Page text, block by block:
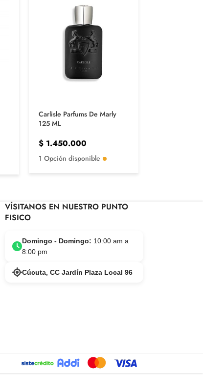
Carlisle Parfums De Marly
125 ML
$1.450.000
1 Opción disponible
VÍSITANOS EN NUESTRO PUNTO
FISICO
Domingo - Domingo: 10:00 am a
8:00 pm
Cúcuta, CC Jardín Plaza Local 96